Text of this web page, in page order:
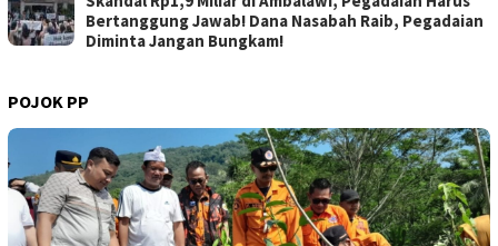
Bertanggung Jawab! Dana Nasabah Raib, Pegadaian
Diminta Jangan Bungkam!
POJOK PP